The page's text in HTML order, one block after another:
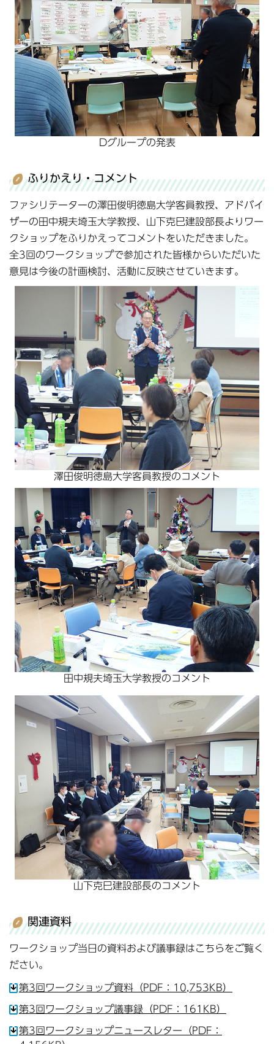
Dグループの発表
ふりかえり・コメント
ファシリテーターの澤田俊明徳島大学客員教授、アドバイ
ザーの田中規夫埼玉大学教授、山下克巳建設部長よりワー
クショップをふりかえってコメントをいただきました。
全3回のワークショップで参加された皆様からいただいた
意見は今後の計画検討、活動に反映させていきます。
澤田俊明徳島大学客員教授のコメント
田中規夫埼玉大学教授のコメント
山下克巳建設部長のコメント
関連資料
ワークショップ当日の資料および議事録はこちらをご覧く
ださい。
第3回ワークショップ資料（PDF：10,753KB）
第3回ワークショップ議事録（PDF：161KB）
第3回ワークショップニュースレター（PDF：